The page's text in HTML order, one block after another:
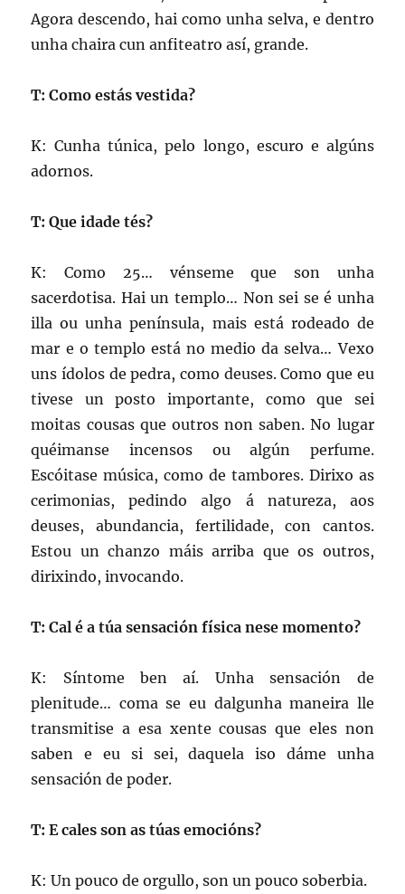
Agora descendo, hai como unha selva, e dentro
unha chaira cun anfiteatro así, grande.
T: Como estás vestida?
K: Cunha túnica, pelo longo, escuro e algúns
adornos.
T: Que idade tés?
K: Como 25… vénseme que son unha
sacerdotisa. Hai un templo… Non sei se é unha
illa ou unha península, mais está rodeado de
mar e o templo está no medio da selva… Vexo
uns ídolos de pedra, como deuses. Como que eu
tivese un posto importante, como que sei
moitas cousas que outros non saben. No lugar
quéimanse incensos ou algún perfume.
Escóitase música, como de tambores. Dirixo as
cerimonias, pedindo algo á natureza, aos
deuses, abundancia, fertilidade, con cantos.
Estou un chanzo máis arriba que os outros,
dirixindo, invocando.
T: Cal é a túa sensación física nese momento?
K: Síntome ben aí. Unha sensación de
plenitude… coma se eu dalgunha maneira lle
transmitise a esa xente cousas que eles non
saben e eu si sei, daquela iso dáme unha
sensación de poder.
T: E cales son as túas emocións?
K: Un pouco de orgullo, son un pouco soberbia.